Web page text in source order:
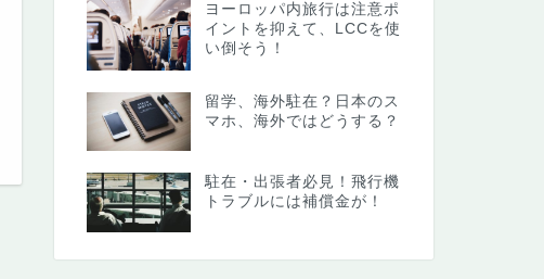
ヨーロッパ内旅行は注意ポ
イントを抑えて、LCCを使
い倒そう！
留学、海外駐在？日本のス
マホ、海外ではどうする？
駐在・出張者必見！飛行機
トラブルには補償金が！